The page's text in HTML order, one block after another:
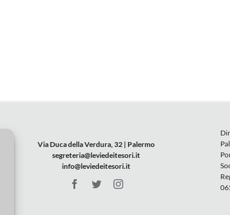
Via Duca della Verdura, 32 | Palermo
segreteria@leviedeitesori.it
info@leviedeitesori.it